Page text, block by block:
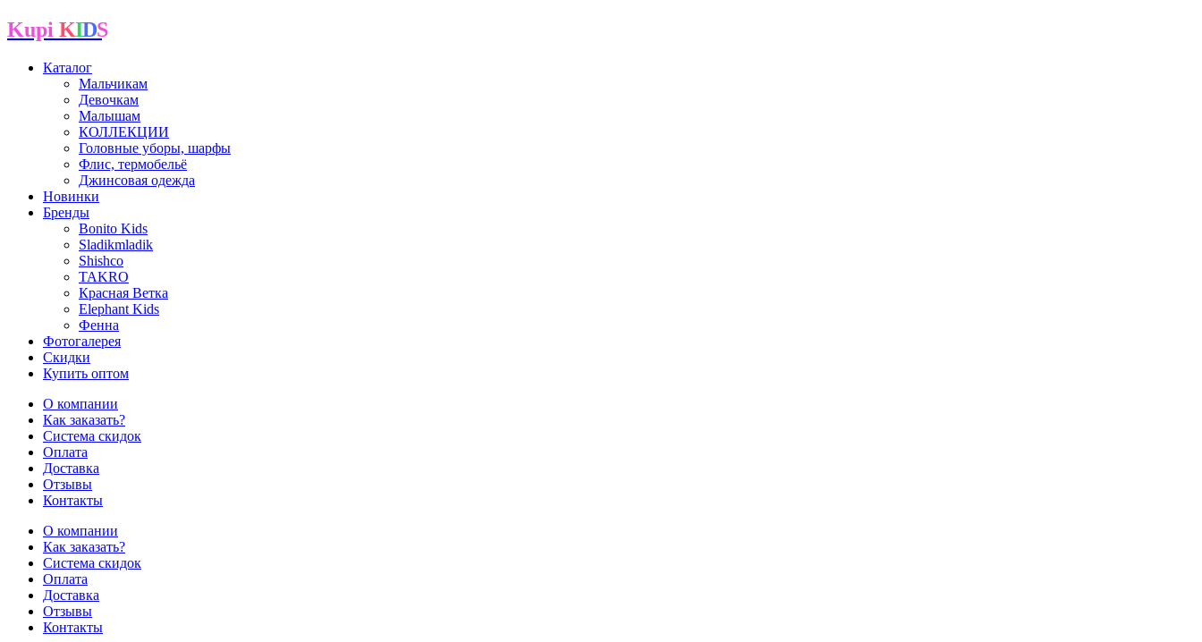
Kupi K I D S
Каталог
Мальчикам
Девочкам
Малышам
КОЛЛЕКЦИИ
Головные уборы, шарфы
Флис, термобельё
Джинсовая одежда
Новинки
Бренды
Bonito Kids
Sladikmladik
Shishco
TAKRO
Красная Ветка
Elephant Kids
Фенна
Фотогалерея
Скидки
Купить оптом
О компании
Как заказать?
Система скидок
Оплата
Доставка
Отзывы
Контакты
О компании
Как заказать?
Система скидок
Оплата
Доставка
Отзывы
Контакты